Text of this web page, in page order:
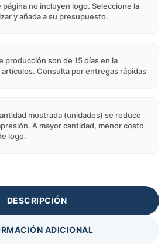
página no incluyen logo. Seleccione la
y añada a su presupuesto.
producción son de 15 días en la
artículos. Consulta por entregas rápidas
mostrada (unidades) se reduce
A mayor cantidad, menor costo
logo.
DESCRIPCIÓN
ADICIONAL